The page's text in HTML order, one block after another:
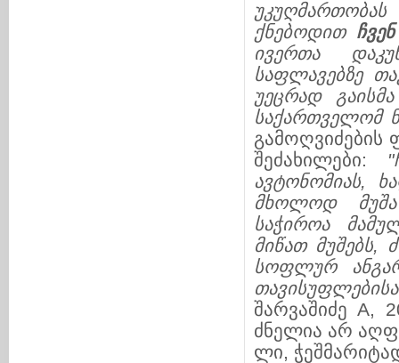
უკუღმართობას
ქნებოდით ჩვენ
ივერთა
საფლავებზე
უეცრად
გაისმა
საქართველომ
გა­მო­ღვიძების
შეძახილები: "
ავტონომიას,
მხოლოდ
მუშა
საჭიროა
მამუ
მიწათ მუშებს,
სოფლურ
თავისუფლებისა
შარვაშიძე A,
ძნე­ლია არ
ლი,